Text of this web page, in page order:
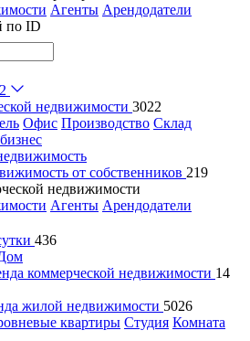
Агенты Арендодатели
по ID
недвижимости 3022
Офис Производство Склад
от собственников 219
недвижимости
Агенты Арендодатели
436
коммерческой недвижимости 14
жилой недвижимости 5026
квартиры Студия Комната